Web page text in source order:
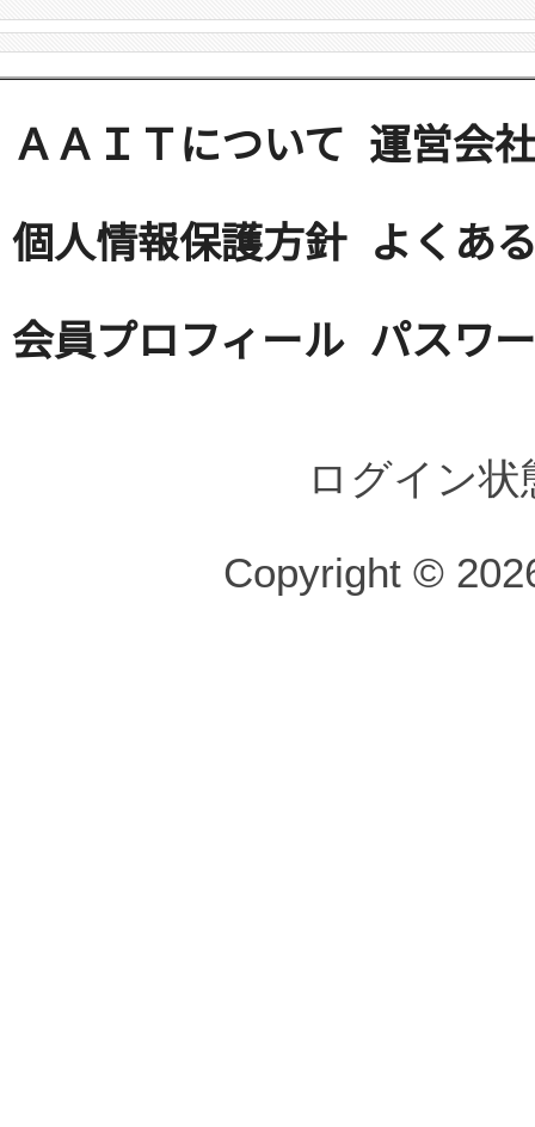
ＡＡＩＴについて 運営会社
個人情報保護方針 よくあ
会員プロフィール パスワ
ログイン
Copyright ©